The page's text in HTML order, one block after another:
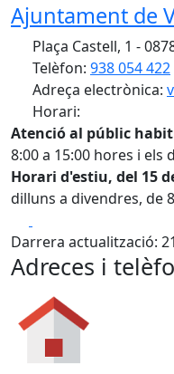
Ajuntament de
Plaça Castell, 1 -
Telèfon: 938 054 422
Adreça electrònica:
Horari:
Atenció al públic
8:00 a 15:00 hores i els
Horari d'estiu, del 15
dilluns a divendres, de
Darrera actualització:
Adreces i